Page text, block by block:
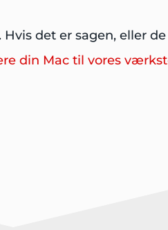
det er sagen, eller
din Mac til vores